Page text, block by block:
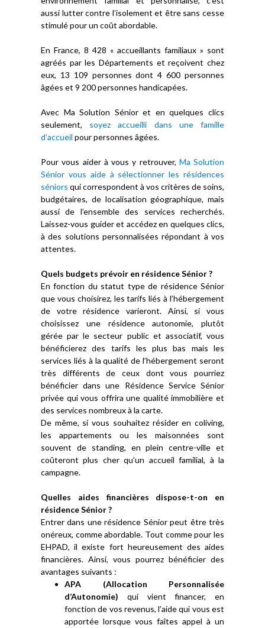
aussi lutter contre l’isolement et être sans cesse
stimulé pour un coût abordable.
En France, 8 428 « accueillants familiaux » sont
agréés par les Départements et reçoivent chez
eux, 13 109 personnes dont 4 600 personnes
âgées et 9 200 personnes handicapées.
Avec Ma Solution Sénior et en quelques clics
seulement, soyez accueilli dans une famille
d’accueil pour personnes âgées.
Pour vous aider à vous y retrouver, Ma Solution
Sénior vous aide à sélectionner les résidences
séniors qui correspondent à vos critères de soins,
budgétaires, de localisation géographique, mais
aussi de l’ensemble des services recherchés.
Laissez-vous guider et accédez en quelques clics,
à des solutions personnalisées répondant à vos
attentes.
Quels budgets prévoir en résidence Sénior ?
En fonction du statut type de résidence Sénior
que vous choisirez, les tarifs liés à l’hébergement
de votre résidence varieront. Ainsi, si vous
choisissez une résidence autonomie, plutôt
gérée par le secteur public et associatif, vous
bénéficierez des tarifs les plus bas mais les
services liés à la qualité de l’hébergement seront
très différents de ceux dont vous pourriez
bénéficier dans une Résidence Service Sénior
privée qui vous offrira une qualité immobilière et
des services nombreux à la carte.
De même, si vous souhaitez résider en coliving,
les appartements ou les maisonnées sont
souvent de standing, en plein centre-ville et
coûteront plus cher qu’un accueil familial, à la
campagne.
Quelles aides financières dispose-t-on en
résidence Sénior ?
Entrer dans une résidence Sénior peut être très
onéreux, comme abordable. Tout comme pour les
EHPAD, il existe fort heureusement des aides
financières. Ainsi, vous pourrez bénéficier des
avantages suivants :
APA (Allocation Personnalisée
d’Autonomie) qui vient financer, en
fonction de vos revenus, l’aide qui vous est
apportée lorsque vous faîtes appel à un